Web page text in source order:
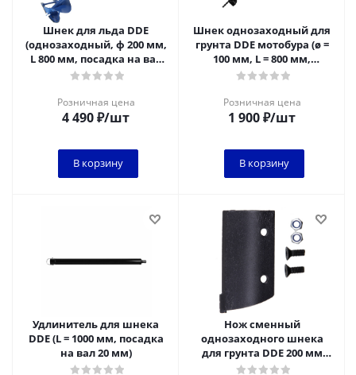
Шнек для льда DDE
(однозаходный, ф 200 мм,
L 800 мм, посадка на вал
20 мм)
Розничная цена
4 490₽/шт
В корзину
Шнек однозаходный для
грунта DDE мотобура (ø =
100 мм, L = 800 мм,
посадка на вал 20 мм)
Розничная цена
1 900₽/шт
В корзину
Удлинитель для шнека
DDE (L = 1000 мм, посадка
на вал 20 мм)
Нож сменный
однозаходного шнека
для грунта DDE 200 мм
(один)